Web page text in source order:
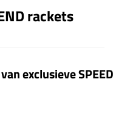
rackets
exclusieve SPEED